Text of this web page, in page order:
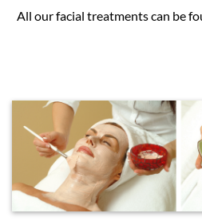
All our facial treatments can be